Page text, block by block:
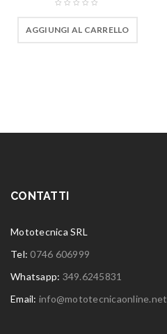
AGGIUNGI AL CARRELLO
CONTATTI
Mototecnica SRL
Tel:0746 606999
Whatsapp: 349.6245831
Email: info@mototecnicaonline.net